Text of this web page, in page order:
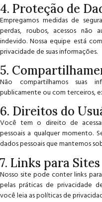
4. Proteção de
Empregamos medidas de
perdas, roubos, acessos não
indevido. Nossa equipe está
privacidade de suas informações.
5.
Não compartilhamos suas
publicamente ou com terceiros,
6. Direitos do
Você tem o direito de
pessoais a qualquer momento.
dados pessoais que mantemos
7. Links para
Nosso site pode conter links
pelas práticas de privacidade
você leia as políticas de